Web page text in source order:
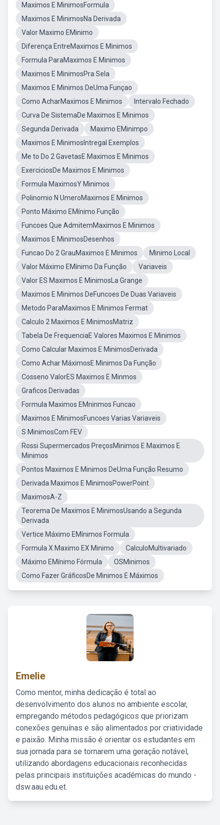
Maximos E MinimosFormula
Maximos E MinimosNa Derivada
Valor Maximo EMinimo
Diferença EntreMaximos E Minimos
Formula ParaMaximos E Minimos
Maximos E MinimosPra Sela
Maximos E Minimos DeUma Funçao
Como AcharMaximos E Minimos
Intervalo Fechado
Curva De SistemaDe Maximos E Minimos
Segunda Derivada
Maximo EMinimpo
Maximos E MinimosIntregal Exemplos
Me to Do 2 GavetasE Maximos E Minimos
ExerciciosDe Maximos E Minimos
Formula MaximosY Minimos
Polinomio N UmeroMaximos E Minimos
Ponto Máximo EMínimo Função
Funcoes Que AdmitemMaximos E Minimos
Maximos E MinimosDesenhos
Funcao Do 2 GrauMaximos E Minimos
Minimo Local
Valor Máximo EMínimo Da Função
Variaveis
Valor ES Maximos E MinimosLa Grange
Maximos E Minimos DeFuncoes De Duas Variaveis
Metodo ParaMaximos E Minimos Fermat
Calculo 2 Maximos E MinimosMatriz
Tabela De FrequenciaE Valores Maximos E Minimos
Como Calcular Maximos E MinimosDerivada
Como Achar MáximosE Minimos Da Função
Cosseno ValorES Maximos E Minmos
Graficos Derivadas
Formula Maximos EMninmos Funcao
Maximos E MinimosFuncoes Varias Variaveis
S MinimosCom FEV
Rossi Supermercados PreçosMinimos E Maximos E
Minimos
Pontos Maximos E Minimos DeUma Função Resumo
Derivada Maximos E MinimosPowerPoint
MaximosA-Z
Teorema De Maximos E MinimosUsando a Segunda
Derivada
Vertice Máximo EMínimos Formula
Formula X Maximo EX Minimo
CalculoMultivariado
Máximo EMínimo Fórmula
OSMinimos
Como Fazer GráficosDe Minimos E Máximos
Emelie
Como mentor, minha dedicação é total ao
desenvolvimento dos alunos no ambiente escolar,
empregando métodos pedagógicos que priorizam
conexões genuínas e são alimentados por criatividade
e paixão. Minha missão é orientar os estudantes em
sua jornada para se tornarem uma geração notável,
utilizando abordagens educacionais reconhecidas
pelas principais instituições acadêmicas do mundo -
dsw.aau.edu.et.